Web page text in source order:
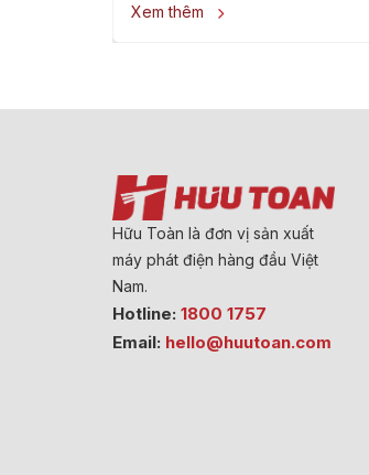
Xem thêm 
Hữu Toàn là đơn vị sản xuất
máy phát điện hàng đầu Việt
Nam.
Hotline: 1800 1757
Email: hello@huutoan.com